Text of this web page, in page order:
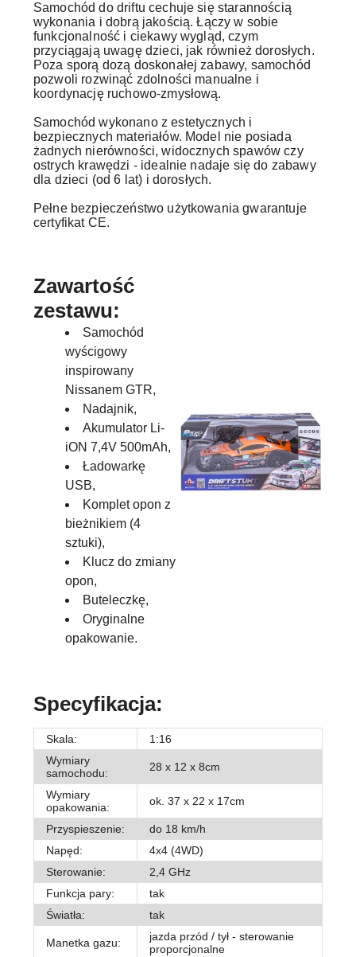
Samochód do driftu cechuje się starannością
wykonania i dobrą jakością. Łączy w sobie
funkcjonalność i ciekawy wygląd, czym
przyciągają uwagę dzieci, jak również dorosłych.
Poza sporą dozą doskonałej zabawy, samochód
pozwoli rozwinąć zdolności manualne i
koordynację ruchowo-zmysłową.
Samochód wykonano z estetycznych i
bezpiecznych materiałów. Model nie posiada
żadnych nierówności, widocznych spawów czy
ostrych krawędzi - idealnie nadaje się do zabawy
dla dzieci (od 6 lat) i dorosłych.
Pełne bezpieczeństwo użytkowania gwarantuje
certyfikat CE.
Zawartość
zestawu:
Samochód
wyścigowy
inspirowany
Nissanem GTR,
Nadajnik,
Akumulator Li-
iON 7,4V 500mAh,
Ładowarkę
USB,
Komplet opon z
bieżnikiem (4
sztuki),
Klucz do zmiany
opon,
Buteleczkę,
Oryginalne
opakowanie.
Specyfikacja:
Skala:
1:16
Wymiary
samochodu:
28 x 12 x 8cm
Wymiary
opakowania:
ok. 37 x 22 x 17cm
Przyspieszenie:
do 18 km/h
Napęd:
4x4 (4WD)
Sterowanie:
2,4 GHz
Funkcja pary:
tak
Światła:
tak
Manetka gazu:
jazda przód / tył - sterowanie
proporcjonalne